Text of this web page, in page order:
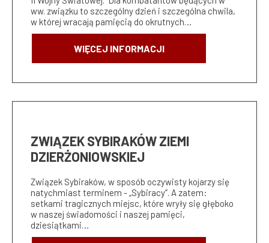
ww. związku to szczególny dzień i szczególna chwila,
w której wracają pamięcią do okrutnych…
WIĘCEJ INFORMACJI
ZWIĄZEK SYBIRAKÓW ZIEMI
DZIERŻONIOWSKIEJ
Związek Sybiraków, w sposób oczywisty kojarzy się
natychmiast terminem - „Sybiracy”. A zatem:
setkami tragicznych miejsc, które wryły się głęboko
w naszej świadomości i naszej pamięci,
dziesiątkami…